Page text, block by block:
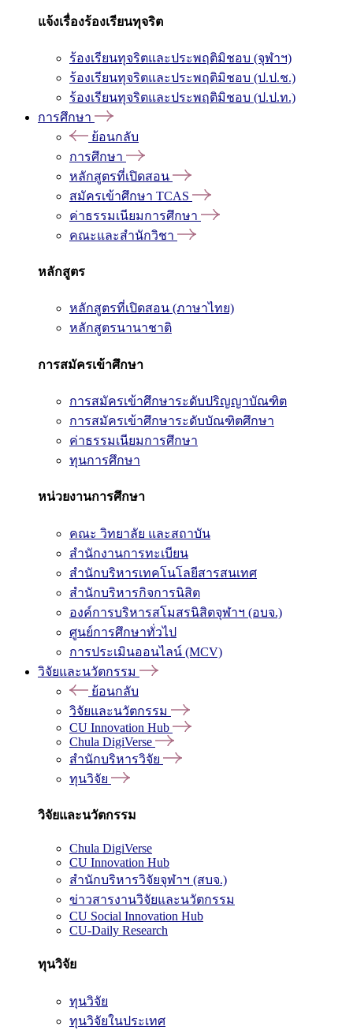
แจ้งเรื่องร้องเรียนทุจริต
ร้องเรียนทุจริตและประพฤติมิชอบ (จุฬาฯ)
ร้องเรียนทุจริตและประพฤติมิชอบ (ป.ป.ช.)
ร้องเรียนทุจริตและประพฤติมิชอบ (ป.ป.ท.)
การศึกษา
ย้อนกลับ
การศึกษา
หลักสูตรที่เปิดสอน
สมัครเข้าศึกษา TCAS
ค่าธรรมเนียมการศึกษา
คณะและสำนักวิชา
หลักสูตร
หลักสูตรที่เปิดสอน (ภาษาไทย)
หลักสูตรนานาชาติ
การสมัครเข้าศึกษา
การสมัครเข้าศึกษาระดับปริญญาบัณฑิต
การสมัครเข้าศึกษาระดับบัณฑิตศึกษา
ค่าธรรมเนียมการศึกษา
ทุนการศึกษา
หน่วยงานการศึกษา
คณะ วิทยาลัย และสถาบัน
สำนักงานการทะเบียน
สำนักบริหารเทคโนโลยีสารสนเทศ
สำนักบริหารกิจการนิสิต
องค์การบริหารสโมสรนิสิตจุฬาฯ (อบจ.)
ศูนย์การศึกษาทั่วไป
การประเมินออนไลน์ (MCV)
วิจัยและนวัตกรรม
ย้อนกลับ
วิจัยและนวัตกรรม
CU Innovation Hub
Chula DigiVerse
สำนักบริหารวิจัย
ทุนวิจัย
วิจัยและนวัตกรรม
Chula DigiVerse
CU Innovation Hub
สำนักบริหารวิจัยจุฬาฯ (สบจ.)
ข่าวสารงานวิจัยและนวัตกรรม
CU Social Innovation Hub
CU-Daily Research
ทุนวิจัย
ทุนวิจัย
ทุนวิจัยในประเทศ